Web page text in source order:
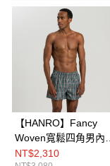
【HANRO】Fancy
Woven寬鬆四角男內褲
S-L(方格藍)
NT$2,310